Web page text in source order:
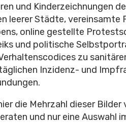
und Kinderzeichnungen
leerer Städte, vereinsamte
online gestellte
und politische
zu
Inzidenz- und
die Mehrzahl dieser Bilder
und nur eine Auswahl